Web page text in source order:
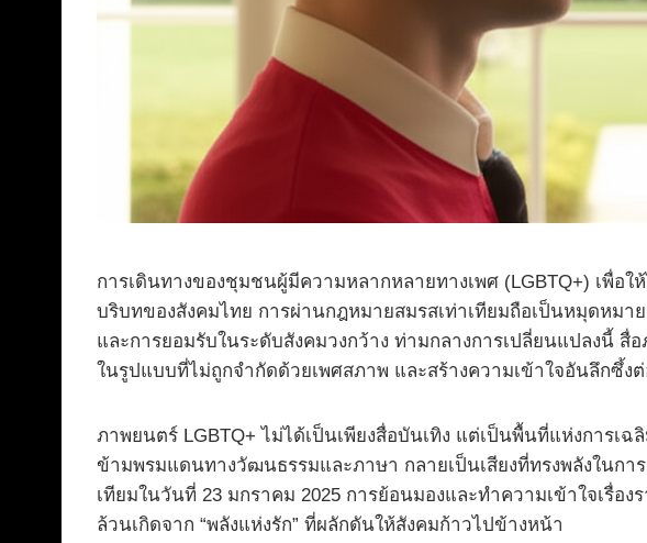
การเดินทางของชุมชนผู้มีความหลากหลายทางเพศ (LGBTQ+) เพื่อ
บริบทของสังคมไทย การผ่านกฎหมายสมรสเท่าเทียมถือเป็นหมุดหม
และการยอมรับในระดับสังคมวงกว้าง ท่ามกลางการเปลี่ยนแปลงนี้
ในรูปแบบที่ไม่ถูกจำกัดด้วยเพศสภาพ และสร้างความเข้าใจอันลึกซึ้ง
ภาพยนตร์ LGBTQ+ ไม่ได้เป็นเพียงสื่อบันเทิง แต่เป็นพื้นที่แห่งการเ
ข้ามพรมแดนทางวัฒนธรรมและภาษา กลายเป็นเสียงที่ทรงพลังในกา
เทียมในวันที่ 23 มกราคม 2025 การย้อนมองและทำความเข้าใจเรื่อ
ล้วนเกิดจาก “พลังแห่งรัก” ที่ผลักดันให้สังคมก้าวไปข้างหน้า